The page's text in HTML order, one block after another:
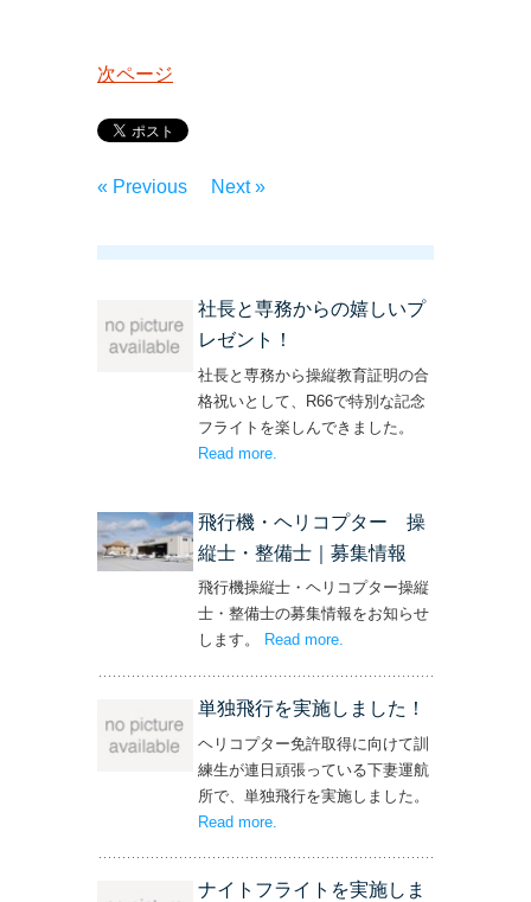
次ページ
« Previous Next »
社長と専務からの嬉しいプ
レゼント！
社長と専務から操縦教育証明の合
格祝いとして、R66で特別な記念
フライトを楽しんできました。
Read more
飛行機・ヘリコプター 操
縦士・整備士｜募集情報
飛行機操縦士・ヘリコプター操縦
士・整備士の募集情報をお知らせ
します。
Read more– ‘飛行機・ヘリコプター
.
単独飛行を実施しました！
ヘリコプター免許取得に向けて訓
練生が連日頑張っている下妻運航
所で、単独飛行を実施しました。
Read more
ナイトフライトを実施しま